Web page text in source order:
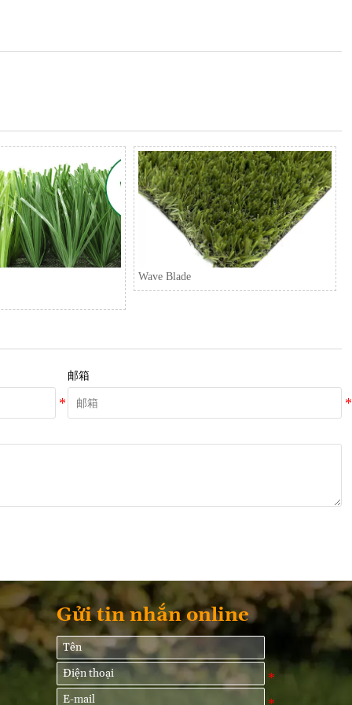
Wave Blade
邮箱
Gửi tin nhắn online